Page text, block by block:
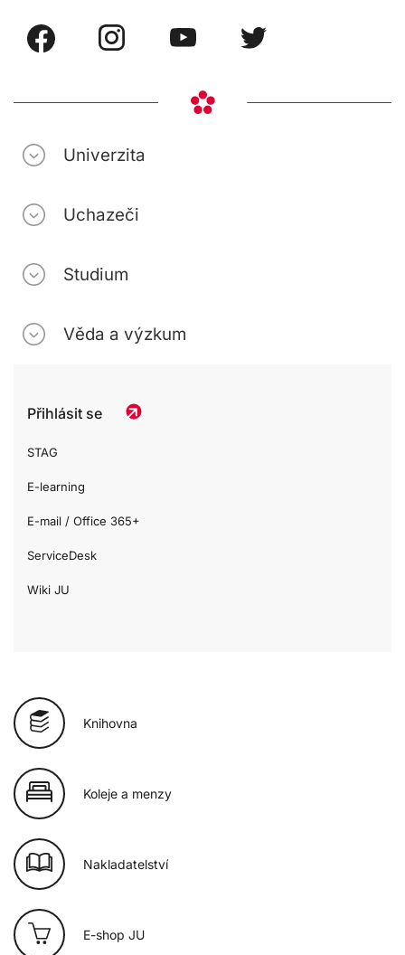
Univerzita
Uchazeči
Studium
Věda a výzkum
Přihlásit se
STAG
E-learning
E-mail / Office 365+
ServiceDesk
Wiki JU
Knihovna
Koleje a menzy
Nakladatelství
E-shop JU